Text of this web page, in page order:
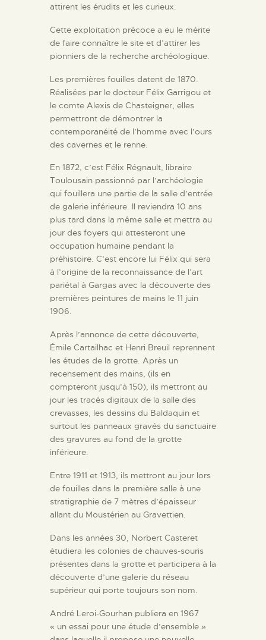
attirent les érudits et les curieux.
Cette exploitation précoce a eu le mérite
de faire connaître le site et d’attirer les
pionniers de la recherche archéologique.
Les premières fouilles datent de 1870.
Réalisées par le docteur Félix Garrigou et
le comte Alexis de Chasteigner, elles
permettront de démontrer la
contemporanéité de l’homme avec l’ours
des cavernes et le renne.
En 1872, c’est Félix Régnault, libraire
Toulousain passionné par l’archéologie
qui fouillera une partie de la salle d’entrée
de galerie inférieure. Il reviendra 10 ans
plus tard dans la même salle et mettra au
jour des foyers qui attesteront une
occupation humaine pendant la
préhistoire. C’est encore lui Félix qui sera
à l’origine de la reconnaissance de l’art
pariétal à Gargas avec la découverte des
premières peintures de mains le 11 juin
1906.
Après l’annonce de cette découverte,
Émile Cartailhac et Henri Breuil reprennent
les études de la grotte. Après un
recensement des mains, (ils en
compteront jusqu’à 150), ils mettront au
jour les tracés digitaux de la salle des
crevasses, les dessins du Baldaquin et
surtout les panneaux gravés du sanctuaire
des gravures au fond de la grotte
inférieure.
Entre 1911 et 1913, ils mettront au jour lors
de fouilles dans la première salle à une
stratigraphie de 7 mètres d’épaisseur
allant du Moustérien au Gravettien.
Dans les années 30, Norbert Casteret
étudiera les colonies de chauves-souris
présentes dans la grotte et participera à la
découverte d’une galerie du réseau
supérieur qui porte toujours son nom.
André Leroi-Gourhan publiera en 1967
« un essai pour une étude d’ensemble »